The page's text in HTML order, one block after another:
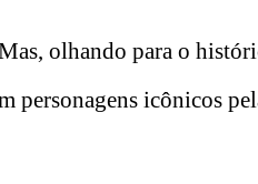
olhando para o
personagens icônicos